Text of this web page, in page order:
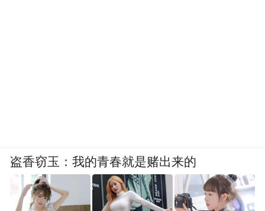
盗香窃玉：我的青春就是赌出来的